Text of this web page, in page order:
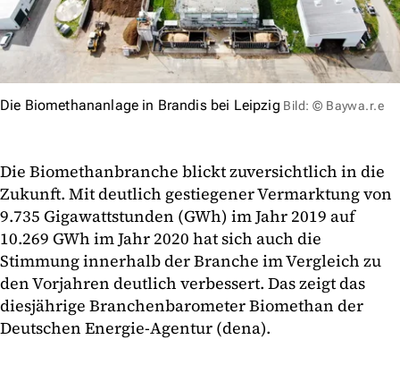
Die Biomethananlage in Brandis bei Leipzig Bild: © Baywa.r.e
Die Biomethanbranche blickt zuversichtlich in die
Zukunft. Mit deutlich gestiegener Vermarktung von
9.735 Gigawattstunden (GWh) im Jahr 2019 auf
10.269 GWh im Jahr 2020 hat sich auch die
Stimmung innerhalb der Branche im Vergleich zu
den Vorjahren deutlich verbessert. Das zeigt das
diesjährige Branchenbarometer Biomethan der
Deutschen Energie-Agentur (dena).